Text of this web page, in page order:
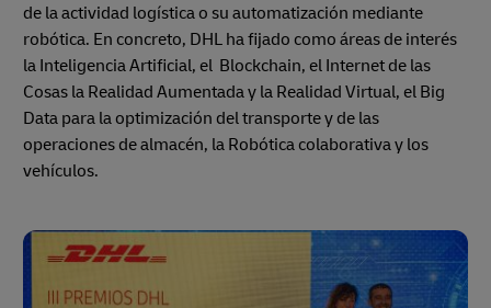
de la actividad logística o su automatización mediante
robótica. En concreto, DHL ha fijado como áreas de interés
la Inteligencia Artificial, el Blockchain, el Internet de las
Cosas la Realidad Aumentada y la Realidad Virtual, el Big
Data para la optimización del transporte y de las
operaciones de almacén, la Robótica colaborativa y los
vehículos.